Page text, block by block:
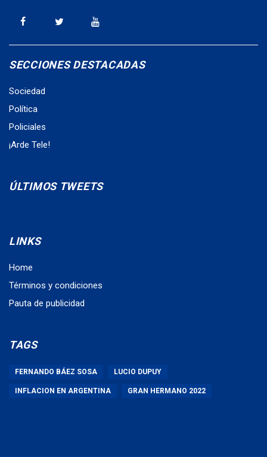
SECCIONES DESTACADAS
Sociedad
Política
Policiales
¡Arde Tele!
ÚLTIMOS TWEETS
LINKS
Home
Términos y condiciones
Pauta de publicidad
TAGS
FERNANDO BÁEZ SOSA LUCIO DUPUY
INFLACION EN ARGENTINA GRAN HERMANO 2022